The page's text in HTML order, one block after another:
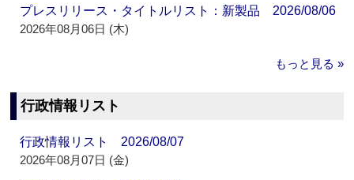
プレスリリース・タイトルリスト：新製品 2026/08/06
2026年08月06日 (木)
もっと見る »
行政情報リスト
行政情報リスト 2026/08/07
2026年08月07日 (金)